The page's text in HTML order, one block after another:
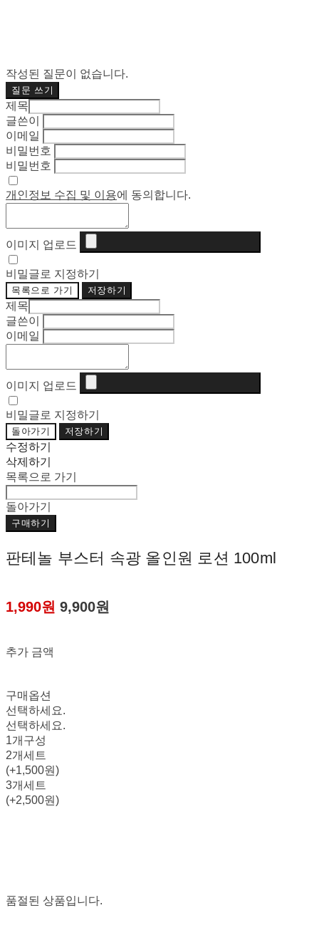
작성된 질문이 없습니다.
질문 쓰기
제목
글쓴이
이메일
비밀번호
비밀번호
개인정보 수집 및 이용에 동의합니다.
이미지 업로드
비밀글로 지정하기
목록으로 가기 저장하기
제목
글쓴이
이메일
이미지 업로드
비밀글로 지정하기
돌아가기 저장하기
수정하기
삭제하기
목록으로 가기
돌아가기
구매하기
판테놀 부스터 속광 올인원 로션 100ml
1,990원 9,900원
추가 금액
구매옵션
선택하세요.
선택하세요.
1개구성
2개세트
(+1,500원)
3개세트
(+2,500원)
품절된 상품입니다.